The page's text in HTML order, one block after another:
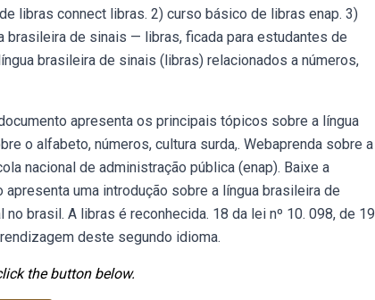
libras connect libras. 2) curso básico de libras enap. 3)
brasileira de sinais — libras, ficada para estudantes de
brasileira de sinais (libras) relacionados a números,
apresenta os principais tópicos sobre a língua
o alfabeto, números, cultura surda,. Webaprenda sobre a
nacional de administração pública (enap). Baixe a
uma introdução sobre a língua brasileira de
brasil. A libras é reconhecida. 18 da lei nº 10. 098, de 19
deste segundo idioma.
the button below.